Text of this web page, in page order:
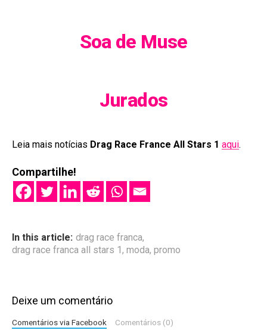
Soa de Muse
Jurados
Leia mais notícias Drag Race France All Stars 1 aqui.
Compartilhe!
In this article: drag race franca,
drag race franca all stars 1, moda, promo
Deixe um comentário
Comentários via Facebook
Comentários (0)